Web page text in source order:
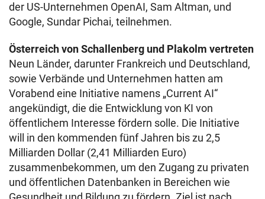
der US-Unternehmen OpenAI, Sam Altman, und
Google, Sundar Pichai, teilnehmen.
Österreich von Schallenberg und Plakolm vertreten
Neun Länder, darunter Frankreich und Deutschland,
sowie Verbände und Unternehmen hatten am
Vorabend eine Initiative namens „Current AI“
angekündigt, die die Entwicklung von KI von
öffentlichem Interesse fördern solle. Die Initiative
will in den kommenden fünf Jahren bis zu 2,5
Milliarden Dollar (2,41 Milliarden Euro)
zusammenbekommen, um den Zugang zu privaten
und öffentlichen Datenbanken in Bereichen wie